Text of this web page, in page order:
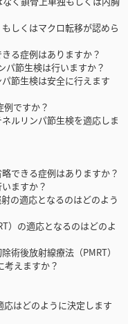
しくはマクロ転移が認めら
る症例はありますか？
節生検は行いますか？
節生検は安全に行えます
ですか？
ルリンパ節生検を適応しま
できる症例はありますか？
ますか？
の適応となるのはどのよう
）の適応となるのはどのよ
後放射線療法（PMRT）
考えますか？
はどのように決定します